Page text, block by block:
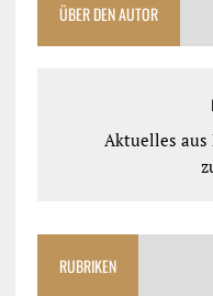
ÜBER DEN AUTOR
Aktuelles
RUBRIKEN